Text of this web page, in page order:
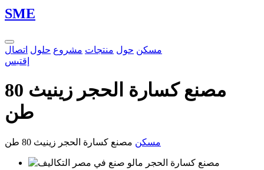
SME
مسكن حول منتجات مشروع حلول اتصال
إقتبس
مصنع كسارة الحجر زينيث 80
طن
مسكن مصنع كسارة الحجر زينيث 80 طن